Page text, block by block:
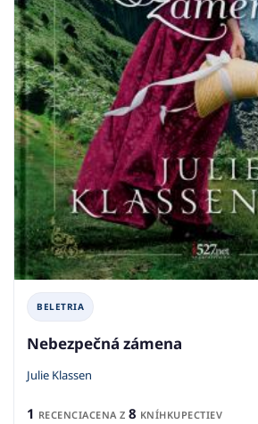
BELETRIA
Nebezpečná zámena
Julie Klassen
1 RECENCIACENA Z 8 KNÍHKUPECTIEV